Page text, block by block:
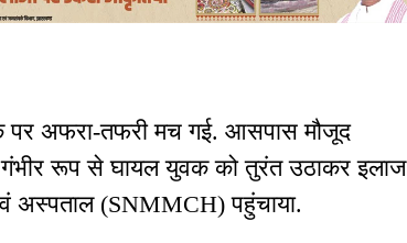
पर अफरा-तफरी मच गई. आसपास मौजूद
गंभीर रूप से घायल युवक को तुरंत उठाकर इलाज
अस्पताल (SNMMCH) पहुंचाया.